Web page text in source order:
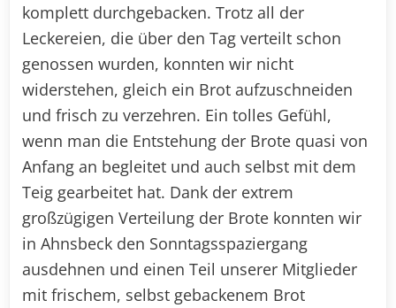
komplett durchgebacken. Trotz all der
Leckereien, die über den Tag verteilt schon
genossen wurden, konnten wir nicht
widerstehen, gleich ein Brot aufzuschneiden
und frisch zu verzehren. Ein tolles Gefühl,
wenn man die Entstehung der Brote quasi von
Anfang an begleitet und auch selbst mit dem
Teig gearbeitet hat. Dank der extrem
großzügigen Verteilung der Brote konnten wir
in Ahnsbeck den Sonntagsspaziergang
ausdehnen und einen Teil unserer Mitglieder
mit frischem, selbst gebackenem Brot